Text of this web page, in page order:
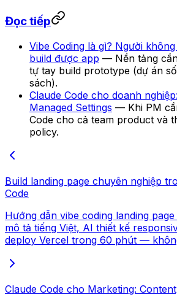
Đọc tiếp
Vibe Coding là gì? Người
build được app — Nền tảng
tự tay build prototype (dự án
sách).
Claude Code cho doanh
Managed Settings — Khi PM
Code cho cả team product và
policy.
Build landing page chuyên nghiệp
Code
Hướng dẫn vibe coding landing
mô tả tiếng Việt, AI thiết kế
deploy Vercel trong 60 phút —
Claude Code cho Marketing: